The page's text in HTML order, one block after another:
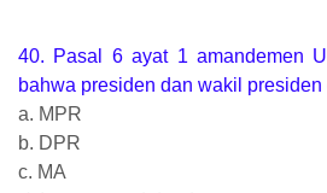
40. Pasal 6 ayat 1 amandemen
bahwa presiden dan wakil presiden
a. MPR
b. DPR
c. MA